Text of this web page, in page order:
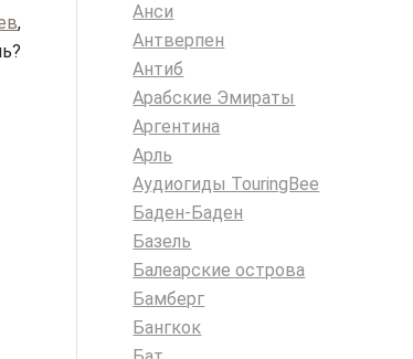
,
Анси
Антверпен
Антиб
Арабские Эмираты
Аргентина
Арль
Аудиогиды TouringBee
Баден-Баден
Базель
Балеарские острова
Бамберг
Бангкок